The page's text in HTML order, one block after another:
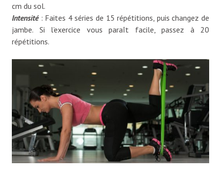
cm du sol.
Intensité: Faites 4 séries de 15 répétitions, puis changez de
jambe. Si l’exercice vous paraît facile, passez à 20
répétitions.